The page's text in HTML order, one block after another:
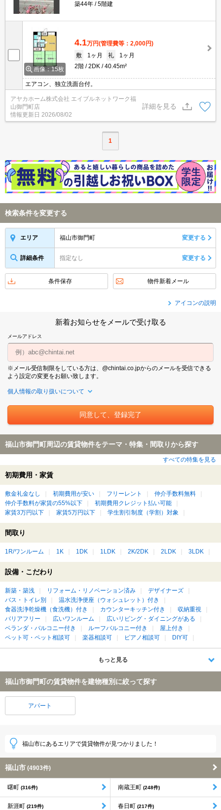
築44年 5階建
画像：15枚
4.1万円(管理費等：2,000円)
敷
1ヶ月 礼
1ヶ月
2階
2DK 40.45m²
エアコン、独立洗面台付。
アヤカホーム株式会社 エイブルネットワーク福
山御門町店
情報更新日 2026/08/02
詳細を見る
1
検索条件を変更する
エリア 福山市御門町 変更する
詳細条件 指定なし 変更する
条件保存 物件新着メール
アイコンの説明
新着お知らせをメールで受け取る
メールアドレス
※メール受信制限をしている方は、@chintai.co.jpからのメールを受信できる
よう設定の変更をお願い致します。
個人情報の取り扱いについて
福山市御門町周辺の賃貸物件をテーマ・特集・間取りから探す
すべての特集を見る
初期費用・家賃
敷金礼金なし 初期費用が安い フリーレント
仲介手数料無料
仲介手数料が家賃の55%以下
初期費用クレジット払い可能
家賃3万円以下
家賃5万円以下 学生割引制度（学割）対象
間取り
1R/ワンルーム 1K 1DK 1LDK 2K/2DK 2LDK 3LDK
設備・こだわり
新築・築浅 リフォーム・リノベーション済み
デザイナーズ
バス・トイレ別
温水洗浄便座（ウォシュレット）付き
食器洗浄乾燥機（食洗機）付き
カウンターキッチン付き
収納重視
バリアフリー
広いワンルーム
広いリビング・ダイニングがある
ベランダ・バルコニー付き
ルーフバルコニー付き
屋上付き
ペット可・ペット相談可
楽器相談可 ピアノ相談可 DIY可
もっと見る
福山市御門町の賃貸物件を建物種別に絞って探す
アパート
福山市にあるエリアで賃貸物件が見つかりました！
福山市 (4903件)
曙町 (316件) 南蔵王町 (248件)
新涯町 (219件) 春日町 (217件)